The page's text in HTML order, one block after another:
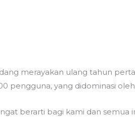
merayakan ulang tahun
pengguna, yang didominasi
berarti bagi kami dan